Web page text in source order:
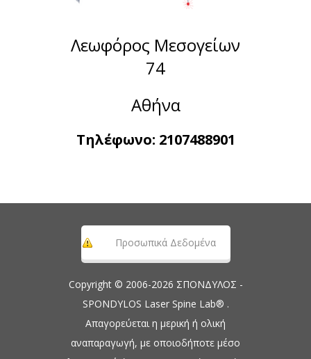
Λεωφόρος Μεσογείων
74
Αθήνα
Τηλέφωνο: 2107488901
Προσωπικά Δεδομένα
Copyright © 2006-2026 ΣΠΟΝΔΥΛΟΣ -
SPONDYLOS Laser Spine Lab® .
Απαγορεύεται η μερική ή ολική
αναπαραγωγή, με οποιοδήποτε μέσο